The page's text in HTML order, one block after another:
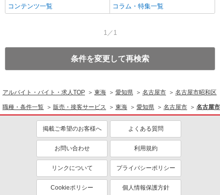
コンテンツ一覧
コラム・特集一覧
1／1
条件を変更して再検索
アルバイト・バイト・求人TOP 東海 愛知県 名古屋市 名古屋市昭和区
職種・条件一覧 販売・接客サービス 東海 愛知県 名古屋市 名古屋
掲載ご希望のお客様へ よくある質問
お問い合わせ 利用規約
リンクについて プライバシーポリシー
Cookieポリシー 個人情報保護方針